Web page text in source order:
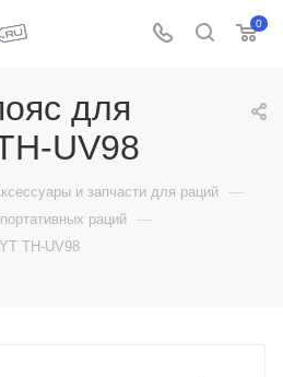
0
для
UV98
и запчасти для раций —
раций —
TH-UV98